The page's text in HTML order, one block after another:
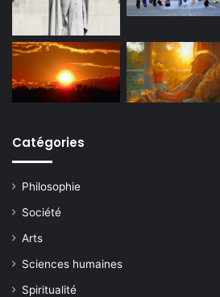
Catégories
Philosophie
Société
Arts
Sciences humaines
Spiritualité